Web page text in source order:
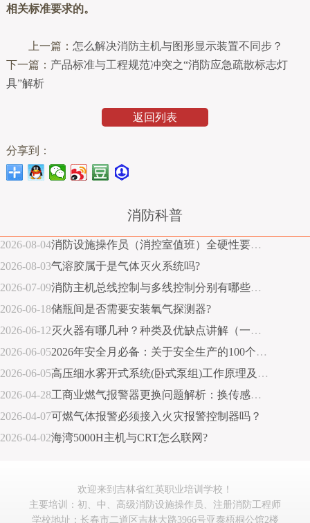
相关标准要求的。
上一篇： 怎么解决消防主机与图形显示装置不同步？
下一篇： 产品标准与工程规范冲突之“消防应急疏散标志灯
具”解析
返回列表
分享到：
消防科普
2026-08-04消防设施操作员（消控室值班）全硬性要求指南
2026-08-03气溶胶属于是气体灭火系统吗?
2026-07-09消防主机总线控制与多线控制分别有哪些优缺点？
2026-06-18储瓶间是否需要安装氧气探测器?
2026-06-12灭火器有哪几种？种类及优缺点讲解（一张图说明）
2026-06-052026年安全月必备：关于安全生产的100个常识
2026-06-05高压细水雾开式系统(卧式泵组)工作原理及灭火流程详解
2026-04-28工商业燃气报警器更换问题解析：换传感器还是换整机?
2026-04-07可燃气体报警必须接入火灾报警控制器吗？
2026-04-02海湾5000H主机与CRT怎么联网?
欢迎来到吉林省红英职业培训学校！
主要培训：初、中、高级消防设施操作员、注册消防工程师
学校地址：长春市二道区吉林大路3966号亚泰梧桐公馆2楼